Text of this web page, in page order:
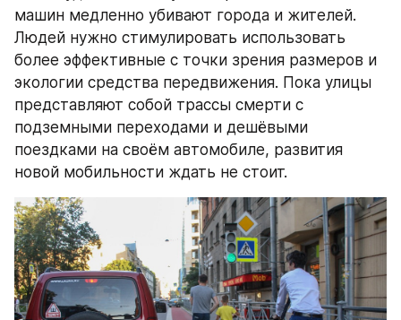
машин медленно убивают города и жителей.
Людей нужно стимулировать использовать
более эффективные с точки зрения размеров и
экологии средства передвижения. Пока улицы
представляют собой трассы смерти с
подземными переходами и дешёвыми
поездками на своём автомобиле, развития
новой мобильности ждать не стоит.